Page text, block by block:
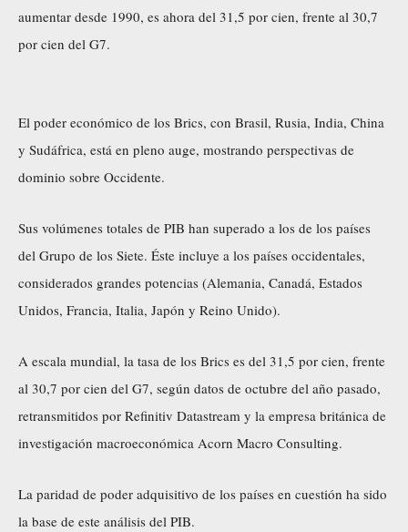
aumentar desde 1990, es ahora del 31,5 por cien, frente al 30,7
por cien del G7.
El poder económico de los Brics, con Brasil, Rusia, India, China
y Sudáfrica, está en pleno auge, mostrando perspectivas de
dominio sobre Occidente.
Sus volúmenes totales de PIB han superado a los de los países
del Grupo de los Siete. Éste incluye a los países occidentales,
considerados grandes potencias (Alemania, Canadá, Estados
Unidos, Francia, Italia, Japón y Reino Unido).
A escala mundial, la tasa de los Brics es del 31,5 por cien, frente
al 30,7 por cien del G7, según datos de octubre del año pasado,
retransmitidos por Refinitiv Datastream y la empresa británica de
investigación macroeconómica Acorn Macro Consulting.
La paridad de poder adquisitivo de los países en cuestión ha sido
la base de este análisis del PIB.